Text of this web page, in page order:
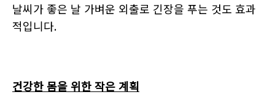
날씨가 좋은 날 가벼운 외출로 긴장을 푸는 것도 효과
적입니다.
건강한 몸을 위한 작은 계획